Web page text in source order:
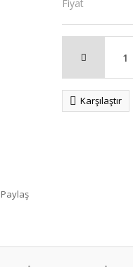
Paylaş
Fiyat
Karşılaştır